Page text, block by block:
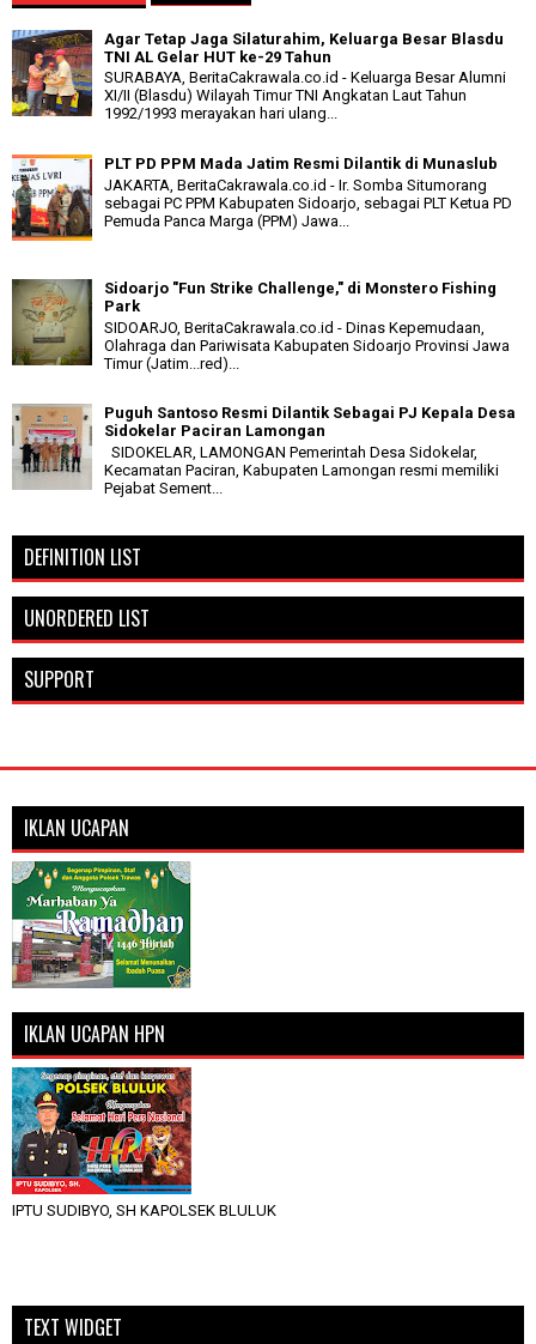
Agar Tetap Jaga Silaturahim, Keluarga Besar Blasdu
TNI AL Gelar HUT ke-29 Tahun
SURABAYA, BeritaCakrawala.co.id - Keluarga Besar Alumni
XI/II (Blasdu) Wilayah Timur TNI Angkatan Laut Tahun
1992/1993 merayakan hari ulang...
PLT PD PPM Mada Jatim Resmi Dilantik di Munaslub
JAKARTA, BeritaCakrawala.co.id - Ir. Somba Situmorang
sebagai PC PPM Kabupaten Sidoarjo, sebagai PLT Ketua PD
Pemuda Panca Marga (PPM) Jawa...
Sidoarjo "Fun Strike Challenge," di Monstero Fishing
Park
SIDOARJO, BeritaCakrawala.co.id - Dinas Kepemudaan,
Olahraga dan Pariwisata Kabupaten Sidoarjo Provinsi Jawa
Timur (Jatim...red)...
Puguh Santoso Resmi Dilantik Sebagai PJ Kepala Desa
Sidokelar Paciran Lamongan
SIDOKELAR, LAMONGAN Pemerintah Desa Sidokelar,
Kecamatan Paciran, Kabupaten Lamongan resmi memiliki
Pejabat Sement...
DEFINITION LIST
UNORDERED LIST
SUPPORT
IKLAN UCAPAN
IKLAN UCAPAN HPN
IPTU SUDIBYO, SH KAPOLSEK BLULUK
TEXT WIDGET